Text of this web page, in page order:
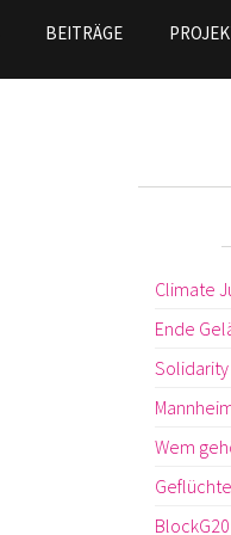
BEITRÄGE
Climate
Ende
Solidarity
Wem
BlockG20